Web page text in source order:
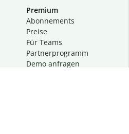
Premium
Abon­ne­ments
Preise
Für Teams
Partnerprogramm
Demo anfragen